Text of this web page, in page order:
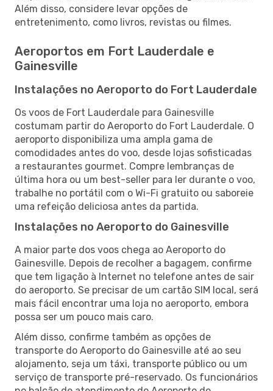
Além disso, considere levar opções de
entretenimento, como livros, revistas ou filmes.
Aeroportos em Fort Lauderdale e
Gainesville
Instalações no Aeroporto do Fort Lauderdale
Os voos de Fort Lauderdale para Gainesville
costumam partir do Aeroporto do Fort Lauderdale. O
aeroporto disponibiliza uma ampla gama de
comodidades antes do voo, desde lojas sofisticadas
a restaurantes gourmet. Compre lembranças de
última hora ou um best-seller para ler durante o voo,
trabalhe no portátil com o Wi-Fi gratuito ou saboreie
uma refeição deliciosa antes da partida.
Instalações no Aeroporto do Gainesville
A maior parte dos voos chega ao Aeroporto do
Gainesville. Depois de recolher a bagagem, confirme
que tem ligação à Internet no telefone antes de sair
do aeroporto. Se precisar de um cartão SIM local, será
mais fácil encontrar uma loja no aeroporto, embora
possa ser um pouco mais caro.
Além disso, confirme também as opções de
transporte do Aeroporto do Gainesville até ao seu
alojamento, seja um táxi, transporte público ou um
serviço de transporte pré-reservado. Os funcionários